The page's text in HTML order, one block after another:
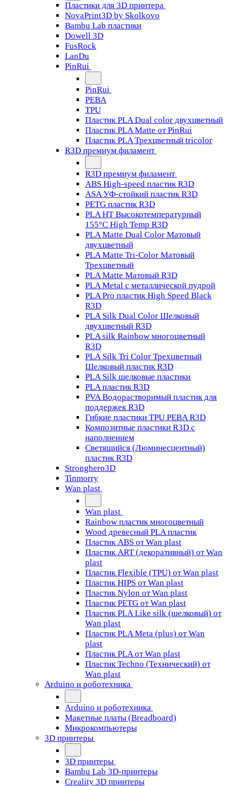
Пластики для 3D принтера
NovaPrint3D by Skolkovo
Bambu Lab пластики
Dowell 3D
FusRock
LanDu
PinRui
PinRui
PEBA
TPU
Пластик PLA Dual color двухцветный
Пластик PLA Matte от PinRui
Пластик PLA Трехцветный tricolor
R3D премиум филамент
R3D премиум филамент
ABS High-speed пластик R3D
ASA УФ-стойкий пластик R3D
PETG пластик R3D
PLA HT Высокотемпературный
155°C High Temp R3D
PLA Matte Dual Color Матовый
двухцветный
PLA Matte Tri-Color Матовый
Трехцветный
PLA Matte Матовый R3D
PLA Metal с металлической пудрой
PLA Pro пластик High Speed Black
R3D
PLA Silk Dual Color Шелковый
двухцветный R3D
PLA silk Rainbow многоцветный
R3D
PLA Silk Tri Color Трехцветный
Шелковый пластик R3D
PLA Silk шелковые пластики
PLA пластик R3D
PVA Водорастворимый пластик для
поддержек R3D
Гибкие пластики TPU PEBA R3D
Композитные пластики R3D с
наполнением
Светящийся (Люминесцентный)
пластик R3D
Stronghero3D
Tinmorry
Wan plast
Wan plast
Rainbow пластик многоцветный
Wood древесный PLA пластик
Пластик ABS от Wan plast
Пластик ART (декоративный) от Wan
plast
Пластик Flexible (TPU) от Wan plast
Пластик HIPS от Wan plast
Пластик Nylon от Wan plast
Пластик PETG от Wan plast
Пластик PLA Like silk (шелковый) от
Wan plast
Пластик PLA Meta (plus) от Wan
plast
Пластик PLA от Wan plast
Пластик Techno (Технический) от
Wan plast
Arduino и роботехника
Arduino и роботехника
Макетные платы (Breadboard)
Микрокомпьютеры
3D принтеры
3D принтеры
Bambu Lab 3D-принтеры
Creality 3D принтеры